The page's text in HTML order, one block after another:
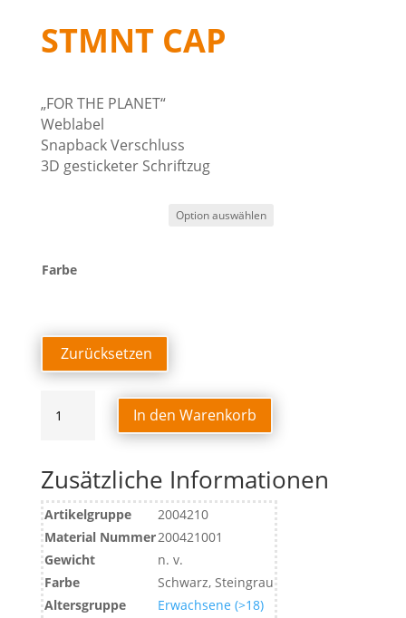
STMNT CAP
„FOR THE PLANET“
Weblabel
Snapback Verschluss
3D gesticketer Schriftzug
Farbe
Zurücksetzen
CAP
In den Warenkorb
Zusätzliche Informationen
Artikelgruppe
2004210
Material Nummer200421001
Gewicht
n. v.
Farbe
Schwarz, Steingrau
Altersgruppe
Erwachsene (>18)